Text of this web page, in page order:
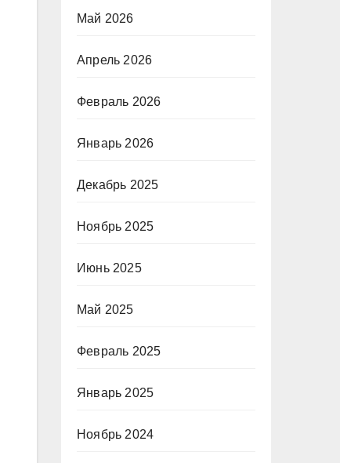
Май 2026
Апрель 2026
Февраль 2026
Январь 2026
Декабрь 2025
Ноябрь 2025
Июнь 2025
Май 2025
Февраль 2025
Январь 2025
Ноябрь 2024